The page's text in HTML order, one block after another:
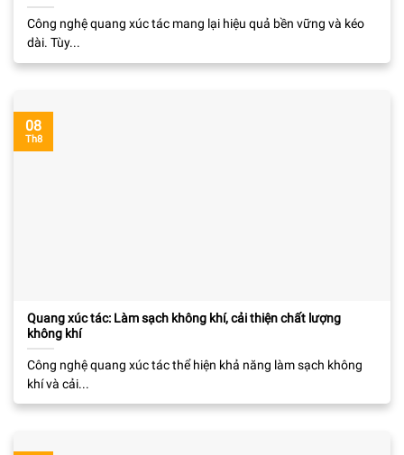
Công nghệ quang xúc tác mang lại hiệu quả bền vững và kéo
dài. Tùy...
Quang xúc tác: Làm sạch không khí, cải thiện chất lượng
không khí
Công nghệ quang xúc tác thể hiện khả năng làm sạch không
khí và cải...
08
Th8